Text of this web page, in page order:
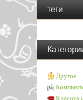
теги
Другое
Красота